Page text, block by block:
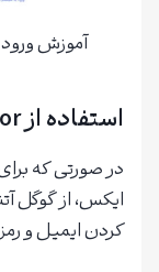
آموزش
استفاده از Google Authenticator
در صورتی که
ایکس، از گوگل
کردن ایمیل و